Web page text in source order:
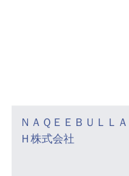
ＮＡＱＥＥＢＵＬＬＡ
Ｈ株式会社